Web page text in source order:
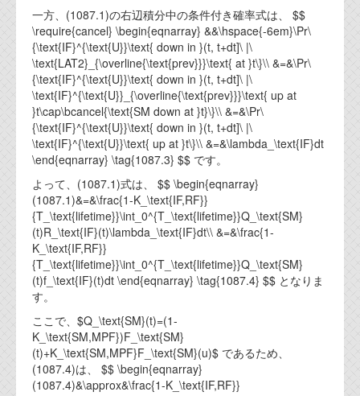
一方、(1087.1)の右辺積分中の条件付き確率式は、 $$
\require{cancel} \begin{eqnarray} &&\hspace{-6em}\Pr\
{\text{IF}^{\text{U}}\text{ down in }(t, t+dt]\ |\
\text{LAT2}_{\overline{\text{prev}}}\text{ at }t\}\\ &=&\Pr\
{\text{IF}^{\text{U}}\text{ down in }(t, t+dt]\ |\
\text{IF}^{\text{U}}_{\overline{\text{prev}}}\text{ up at
}t\cap\bcancel{\text{SM down at }t}\}\\ &=&\Pr\
{\text{IF}^{\text{U}}\text{ down in }(t, t+dt]\ |\
\text{IF}^{\text{U}}\text{ up at }t\}\\ &=&\lambda_\text{IF}dt
\end{eqnarray} \tag{1087.3} $$ です。
よって、(1087.1)式は、 $$ \begin{eqnarray}
(1087.1)&=&\frac{1-K_\text{IF,RF}}
{T_\text{lifetime}}\int_0^{T_\text{lifetime}}Q_\text{SM}
(t)R_\text{IF}(t)\lambda_\text{IF}dt\\ &=&\frac{1-
K_\text{IF,RF}}
{T_\text{lifetime}}\int_0^{T_\text{lifetime}}Q_\text{SM}
(t)f_\text{IF}(t)dt \end{eqnarray} \tag{1087.4} $$ となりま
す。
ここで、$Q_\text{SM}(t)=(1-
K_\text{SM,MPF})F_\text{SM}
(t)+K_\text{SM,MPF}F_\text{SM}(u)$ であるため、
(1087.4)は、 $$ \begin{eqnarray}
(1087.4)&\approx&\frac{1-K_\text{IF,RF}}